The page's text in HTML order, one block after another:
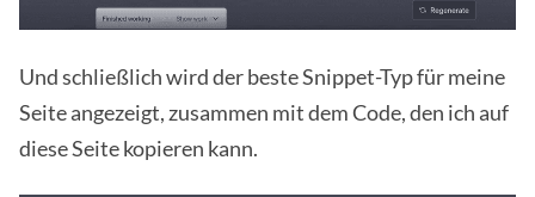
Und schließlich wird der beste Snippet-Typ für meine
Seite angezeigt, zusammen mit dem Code, den ich auf
diese Seite kopieren kann.